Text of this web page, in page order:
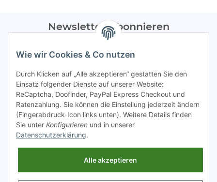
Newsletter Abonnieren
Bitte sendet mir entsprechend eurer
regelmäßig Infos zu euren Aktionen per E-Mail zu.
Abonnieren
Spamschutz aktiv
Gesetzliche Informationen
Wie wir Cookies & Co nutzen
Durch Klicken auf „Alle akzeptieren“ gestatten Sie den
Einsatz folgender Dienste auf unserer Website:
ReCaptcha, Doofinder, PayPal Express Checkout und
Ratenzahlung. Sie können die Einstellung jederzeit ändern
(Fingerabdruck-Icon links unten). Weitere Details finden
Sie unter Konfigurieren und in unserer
Datenschutzerklärung.
Alle akzeptieren